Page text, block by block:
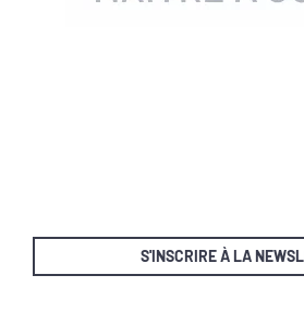
S'INSCRIRE À LA